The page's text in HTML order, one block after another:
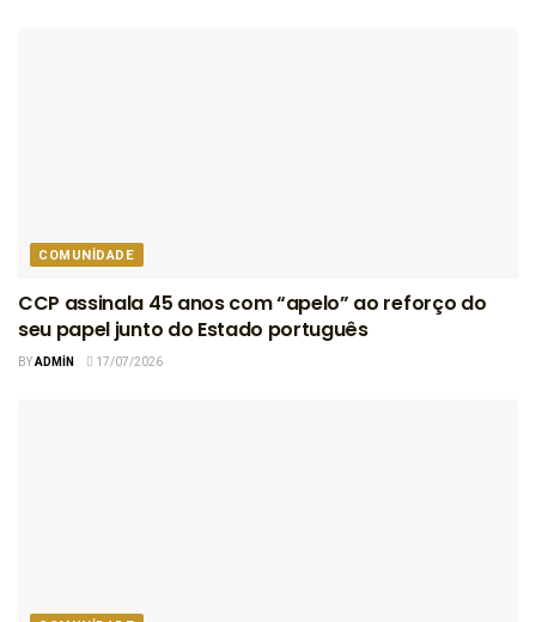
COMUNIDADE
CCP assinala 45 anos com “apelo” ao reforço do
seu papel junto do Estado português
BYADMIN 17/07/2026